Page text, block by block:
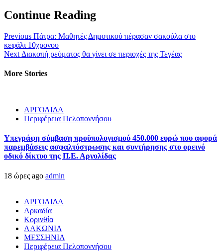
Continue Reading
Previous Πάτρα: Μαθητές Δημοτικού πέρασαν σακούλα στο
κεφάλι 10χρονου
Next Διακοπή ρεύματος θα γίνει σε περιοχές της Τεγέας
More Stories
ΑΡΓΟΛΙΔΑ
Περιφέρεια Πελοποννήσου
Υπεγράφη σύμβαση προϋπολογισμού 450.000 ευρώ που αφορά
παρεμβάσεις ασφαλτόστρωσης και συντήρησης στο ορεινό
οδικό δίκτυο της Π.Ε. Αργολίδας
18 ώρες ago admin
ΑΡΓΟΛΙΔΑ
Αρκαδία
Κορινθία
ΛΑΚΩΝΙΑ
ΜΕΣΣΗΝΙΑ
Περιφέρεια Πελοποννήσου